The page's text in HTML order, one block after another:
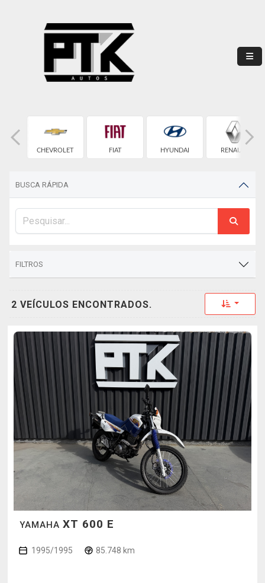
CHEVROLET FIAT HYUNDAI RENAULT
BUSCA RÁPIDA
FILTROS
2 VEÍCULOS ENCONTRADOS. Toggle
YAMAHA XT 600 E
1995/1995 85.748 km